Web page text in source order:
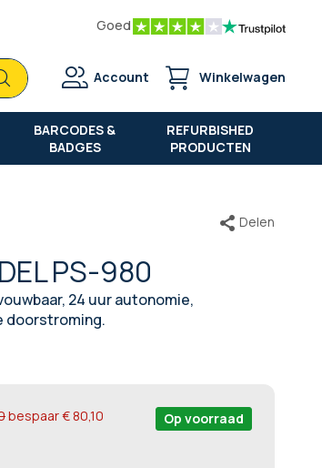
Goed
Zoek
Account Winkelwagen
BARCODES &
BADGES
REFURBISHED
PRODUCTEN
PS-980
24 uur autonomie,
doorstroming.
Delen
bespaar€ 80,10 Op voorraad